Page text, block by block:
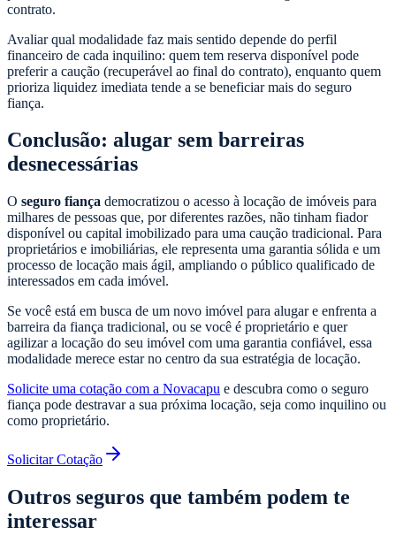
contrato.
Avaliar qual modalidade faz mais sentido depende do perfil
financeiro de cada inquilino: quem tem reserva disponível pode
preferir a caução (recuperável ao final do contrato), enquanto quem
prioriza liquidez imediata tende a se beneficiar mais do seguro
fiança.
Conclusão: alugar sem barreiras
desnecessárias
O seguro fiança democratizou o acesso à locação de imóveis para
milhares de pessoas que, por diferentes razões, não tinham fiador
disponível ou capital imobilizado para uma caução tradicional. Para
proprietários e imobiliárias, ele representa uma garantia sólida e um
processo de locação mais ágil, ampliando o público qualificado de
interessados em cada imóvel.
Se você está em busca de um novo imóvel para alugar e enfrenta a
barreira da fiança tradicional, ou se você é proprietário e quer
agilizar a locação do seu imóvel com uma garantia confiável, essa
modalidade merece estar no centro da sua estratégia de locação.
Solicite uma cotação com a Novacapu e descubra como o seguro
fiança pode destravar a sua próxima locação, seja como inquilino ou
como proprietário.
Solicitar Cotação
Outros seguros que também podem te
interessar